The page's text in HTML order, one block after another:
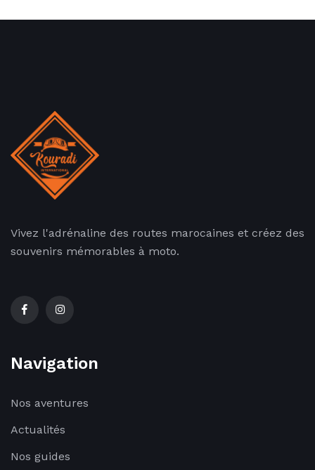
Vivez l'adrénaline des routes marocaines et créez des
souvenirs mémorables à moto.
Navigation
Nos aventures
Actualités
Nos guides